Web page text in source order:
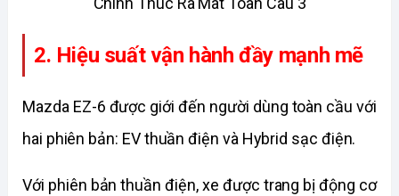
2. Hiệu suất vận hành đầy mạnh mẽ
Mazda EZ-6 được giới đến người dùng toàn cầu với
hai phiên bản: EV thuần điện và Hybrid sạc điện.
Với phiên bản thuần điện, xe được trang bị động cơ